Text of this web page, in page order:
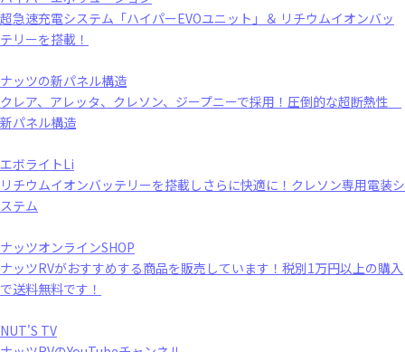
超急速充電システム「ハイパーEVOユニット」＆ リチウムイオンバッ
テリーを搭載！
ナッツの新パネル構造
クレア、アレッタ、クレソン、ジープニーで採用！圧倒的な超断熱性
新パネル構造
エボライトLi
リチウムイオンバッテリーを搭載しさらに快適に！クレソン専用電装シ
ステム
ナッツオンラインSHOP
ナッツRVがおすすめする商品を販売しています！税別1万円以上の購入
で送料無料です！
NUT'S TV